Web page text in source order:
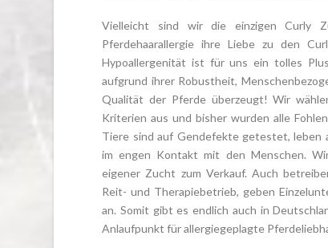
Vielleicht sind wir die einzigen Curly
Pferdehaarallergie ihre Liebe zu den
Hypoallergenität ist für uns ein tolles
aufgrund ihrer Robustheit,
Qualität der Pferde überzeugt! Wir
Kriterien aus und bisher wurden alle
Tiere sind auf Gendefekte getestet, leben
im engen Kontakt mit den Menschen.
eigener Zucht zum Verkauf. Auch
Reit- und Therapiebetrieb, geben
an. Somit gibt es endlich auch in
Anlaufpunkt für allergiegeplagte